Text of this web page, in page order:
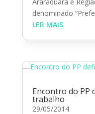
Araraquara e
denominado
LER MAIS
Encontro do PP
trabalho
29/05/2014